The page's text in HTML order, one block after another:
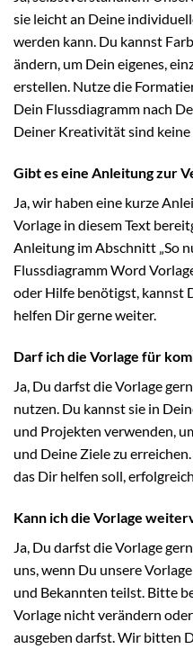
sie leicht an Deine
werden kann. Du kannst
ändern, um Dein eigenes,
erstellen. Nutze die
Dein Flussdiagramm nach
Deiner Kreativität sind keine
Gibt es eine Anleitung zur
Ja, wir haben eine kurze
Vorlage in diesem Text
Anleitung im Abschnitt „So
Flussdiagramm Word
oder Hilfe benötigst, kannst
helfen Dir gerne weiter.
Darf ich die Vorlage für
Ja, Du darfst die Vorlage
nutzen. Du kannst sie in
und Projekten verwenden,
und Deine Ziele zu
das Dir helfen soll, erfolgreich
Kann ich die Vorlage
Ja, Du darfst die Vorlage
uns, wenn Du unsere
und Bekannten teilst. Bitte
Vorlage nicht verändern
ausgeben darfst. Wir bitten